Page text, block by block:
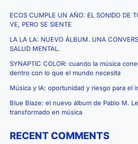
ECOS CUMPLE UN AÑO: EL SONIDO DE
VE, PERO SE SIENTE
LA LA LA: NUEVO ÁLBUM. UNA
SALUD MENTAL.
SYNAPTIC COLOR: cuando la música
dentro con lo que el mundo necesita
Música y IA: oportunidad y riesgo para el
Blue Blaze: el nuevo álbum de Pablo M.
transformado en música
RECENT COMMENTS